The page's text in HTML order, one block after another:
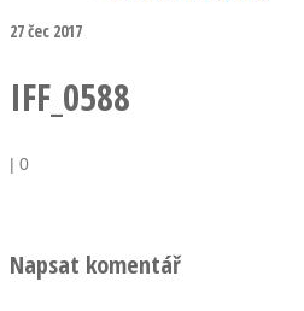
27čec 2017
IFF_0588
| 0
Napsat komentář